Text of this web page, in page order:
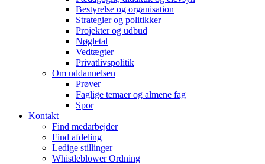
Bestyrelse og organisation
Strategier og politikker
Projekter og udbud
Nøgletal
Vedtægter
Privatlivspolitik
Om uddannelsen
Prøver
Faglige temaer og almene fag
Spor
Kontakt
Find medarbejder
Find afdeling
Ledige stillinger
Whistleblower Ordning